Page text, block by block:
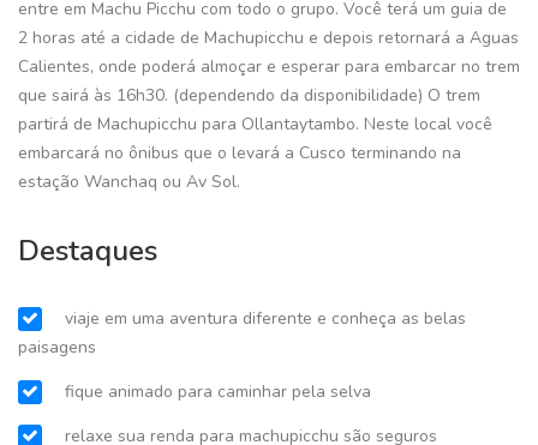
entre em Machu Picchu com todo o grupo. Você terá um guia de
2 horas até a cidade de Machupicchu e depois retornará a Aguas
Calientes, onde poderá almoçar e esperar para embarcar no trem
que sairá às 16h30. (dependendo da disponibilidade) O trem
partirá de Machupicchu para Ollantaytambo. Neste local você
embarcará no ônibus que o levará a Cusco terminando na
estação Wanchaq ou Av Sol.
Destaques
viaje em uma aventura diferente e conheça as belas
paisagens
fique animado para caminhar pela selva
relaxe sua renda para machupicchu são seguros